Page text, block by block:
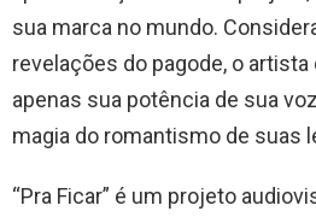
sua marca no mundo.
revelações do pagode, o
apenas sua potência de sua
magia do romantismo de suas
“Pra Ficar” é um projeto